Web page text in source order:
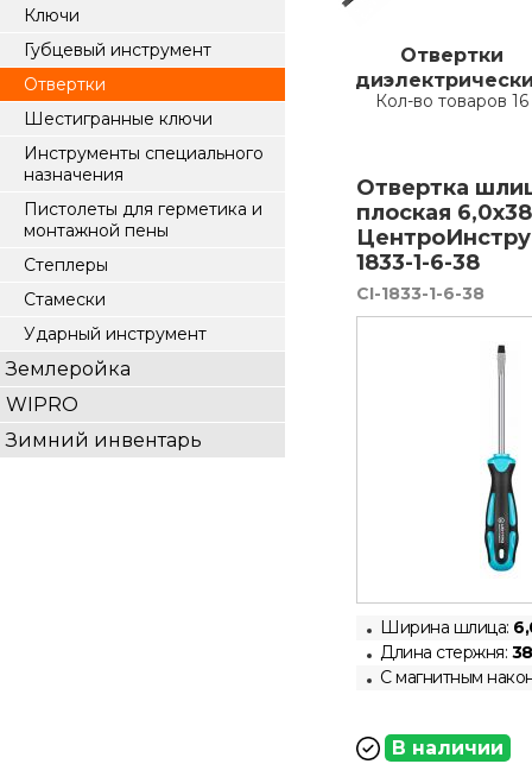
Ключи
Губцевый инструмент
Отвертки
Шестигранные ключи
Инструменты специального
назначения
Пистолеты для герметика и
монтажной пены
Степлеры
Стамески
Ударный инструмент
Землеройка
WIPRO
Зимний инвентарь
Отвертки
Кол-во товаров 16
Отвертка
плоская
1833-1-6-38
CI-1833-1-6-38
Ширина шлица:
Длина стержня:
С магнитным
В наличии